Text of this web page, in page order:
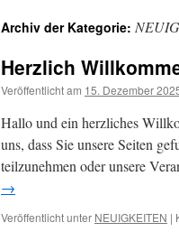
Archiv der Kategorie:
Herzlich
Veröffentlicht am 15. Dezember
Hallo und ein herzliches
uns, dass Sie unsere Seiten
teilzunehmen oder unsere
→
Veröffentlicht unter NEUIGKEITEN |